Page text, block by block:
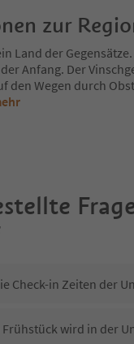
zur
Land der
Anfang. Der
den Wegen durch
Check-in Zeiten der
Frühstück wird in der